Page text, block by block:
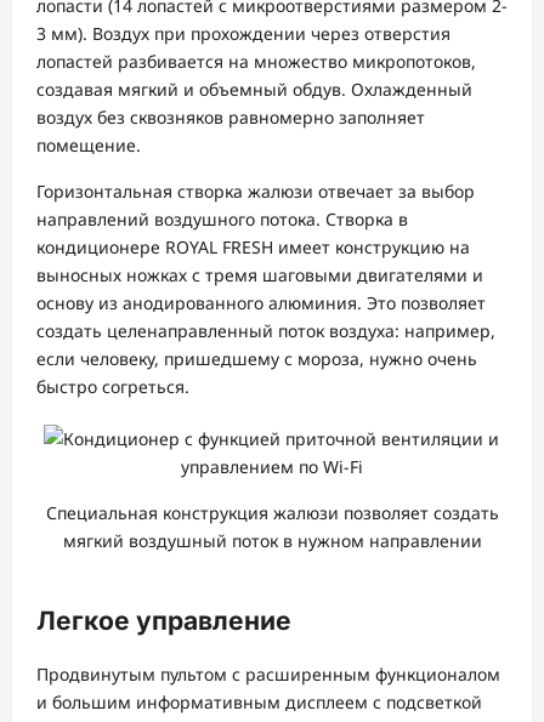
лопасти (14 лопастей с микроотверстиями размером 2-
3 мм). Воздух при прохождении через отверстия
лопастей разбивается на множество микропотоков,
создавая мягкий и объемный обдув. Охлажденный
воздух без сквозняков равномерно заполняет
помещение.
Горизонтальная створка жалюзи отвечает за выбор
направлений воздушного потока. Створка в
кондиционере ROYAL FRESH имеет конструкцию на
выносных ножках с тремя шаговыми двигателями и
основу из анодированного алюминия. Это позволяет
создать целенаправленный поток воздуха: например,
если человеку, пришедшему с мороза, нужно очень
быстро согреться.
Специальная конструкция жалюзи позволяет создать
мягкий воздушный поток в нужном направлении
Легкое управление
Продвинутым пультом с расширенным функционалом
и большим информативным дисплеем с подсветкой